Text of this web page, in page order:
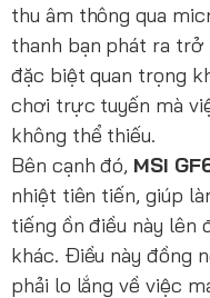
thu âm thông qua
thanh bạn phát ra trở
đặc biệt quan trọng
chơi trực tuyến mà
không thể thiếu.
Bên cạnh đó, MSI
nhiệt tiên tiến, giúp
tiếng ồn điều này lên
khác. Điều này đồng
phải lo lắng về việc